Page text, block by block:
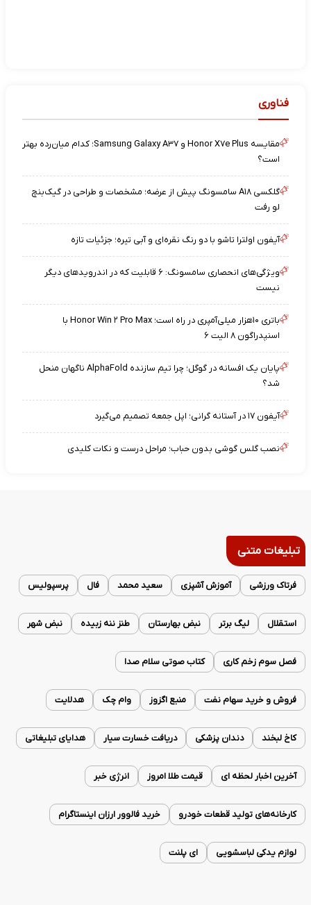
فناوری
مقایسه Honor X۷e Plus و Samsung Galaxy A۳۷؛ کدام میان‌رده بهتر
است؟
گلکسی A۱۸ سامسونگ پیش از عرضه؛ مشخصات و طراحی در گیک‌بنچ
لو رفت
آیفون اولترا تاشو با دو رنگ نقره‌ای و آبی تیره؛ جزئیات تازه
ویژگی‌های انحصاری سامسونگ: ۶ قابلیت که در اندرویدهای دیگر
نیست
باتری ۱۰هزار میلی‌آمپری در راه است؛ Honor Win ۲ Pro Max با
اسنپدراگون ۸ الیت ۶
پایان یک افسانه در گوگل؛ چرا تیم سازنده AlphaFold ناگهان منحل
شد؟
آیفون ۱۷ در آستانه گرانی؛ اپل جمعه تصمیم می‌گیرد
نصب گلس گوشی بدون حباب؛ مراحل درست و نکات کلیدی
تبلیغات متنی
فرتاک ورزشی آموزش آشپزی سعید محمد فال پرسپولیس
استقلال لیگ برتر نبض بهارستان طنز ننه زبیده نبض شهر
فصل سوم زخم کاری کتاب صوتی سلام صدا
فروش و خرید سهام نفت منبع اگزوز وام چک هدلایت
کاخ لبخند دندان پزشکی دریافت خسارت سیار هدایای تبلیغاتی
آخرین اخبار لحظه ای قیمت طلا امروز انرژی خبر
کارخانه‌های تولید قطعات خودرو خرید فالوور ارزان اینستاگرام
لوازم یدکی لباسشویی ای پلنت